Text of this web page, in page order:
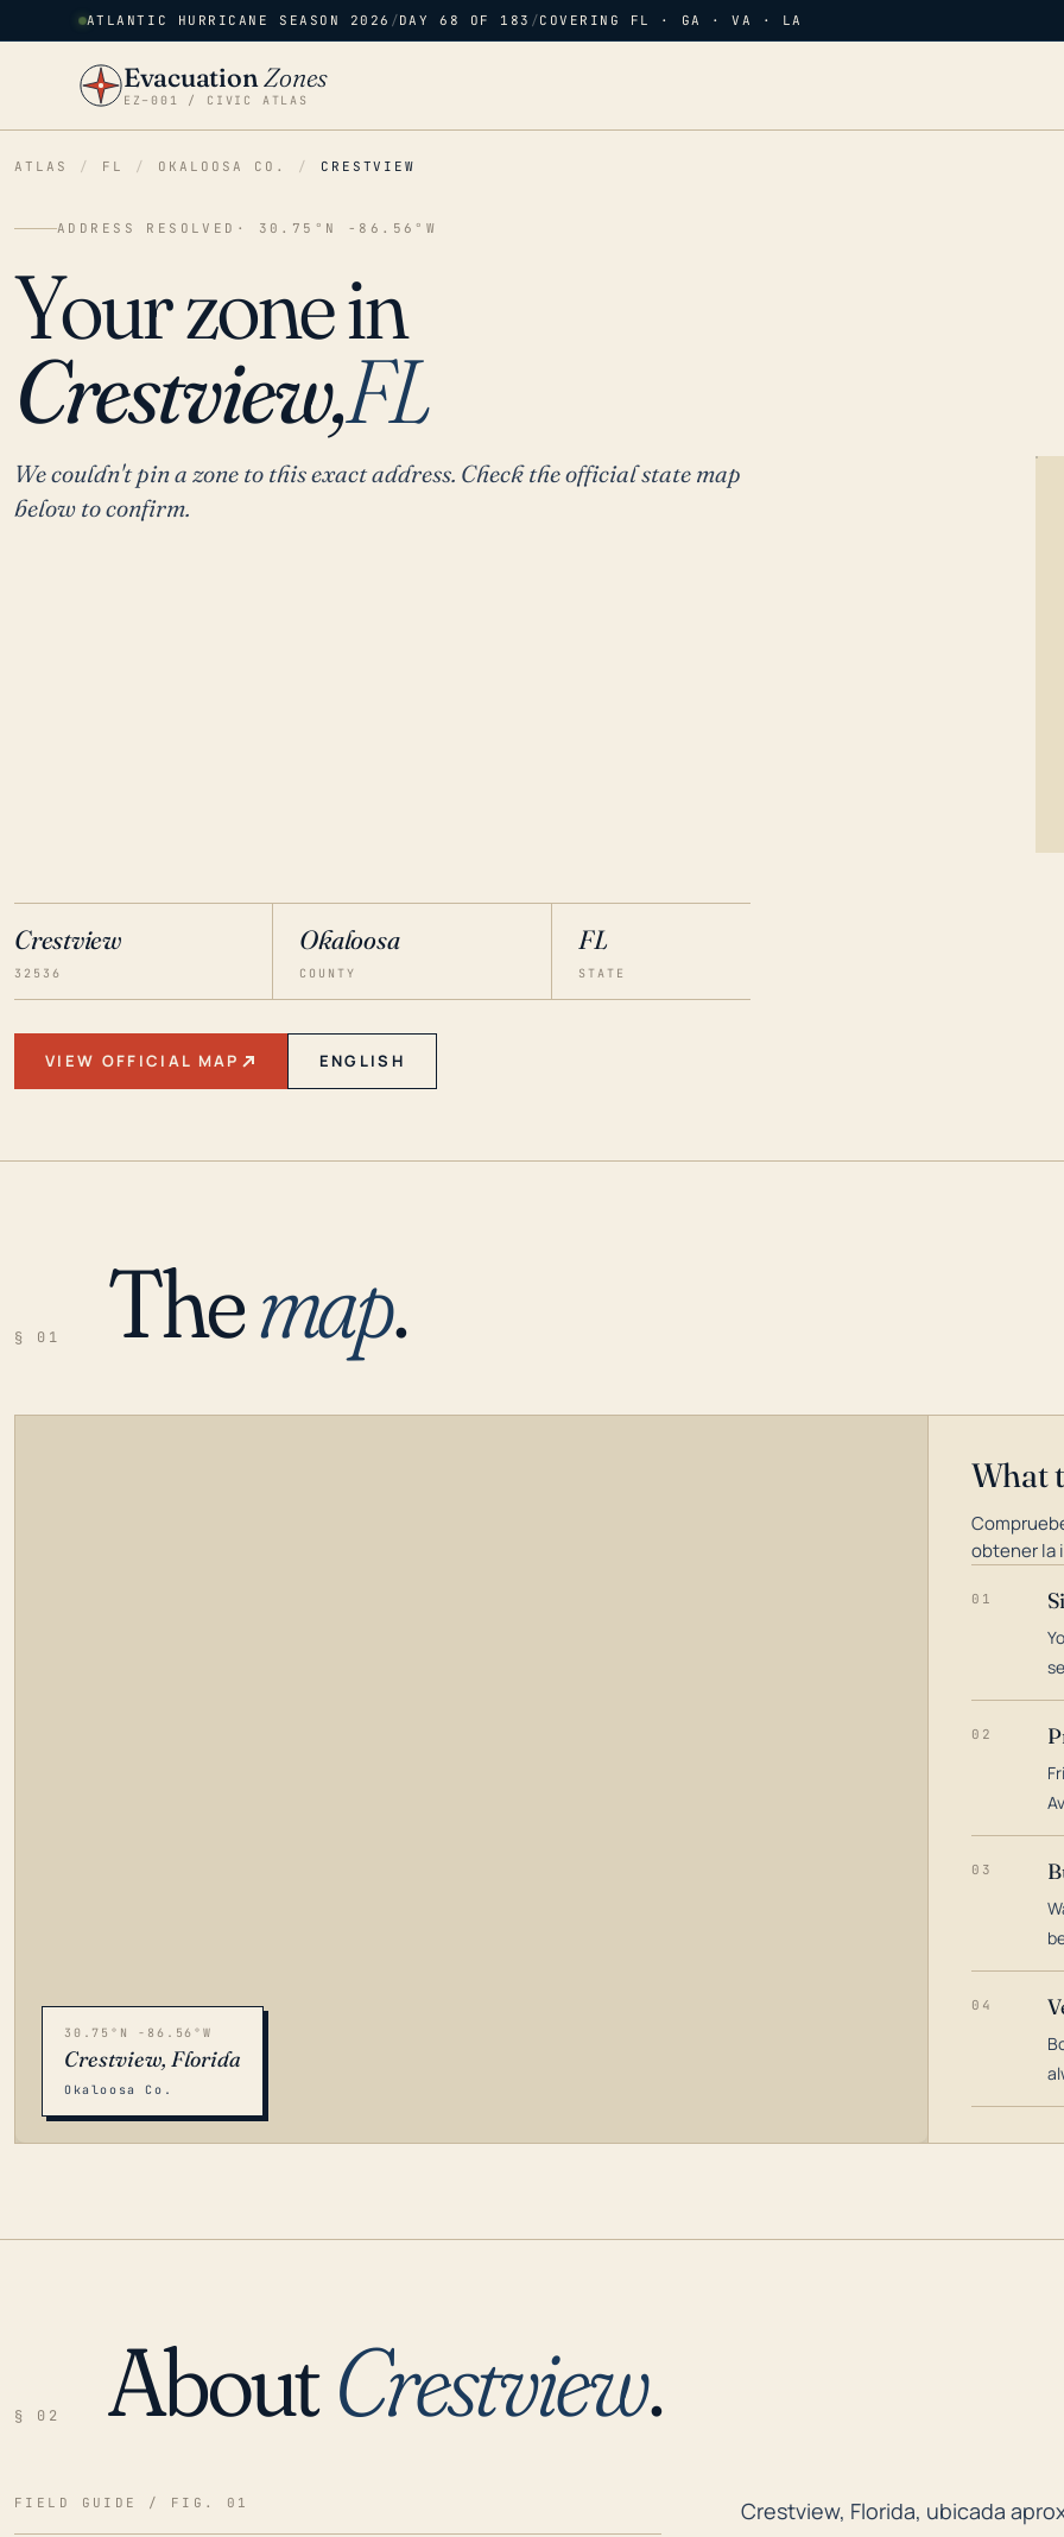
ATLANTIC HURRICANE SEASON 2026 /DAY 68 OF 183 /COVERING FL · GA · VA · LA
EvacuationZones
EZ–001 / CIVIC ATLAS
ATLAS / FL / OKALOOSA CO. / CRESTVIEW
ADDRESS RESOLVED · 30.75°N -86.56°W
Your zone in
Crestview,FL
We couldn't pin a zone to this exact address. Check the official state map
below to confirm.
Crestview
32536
Okaloosa
COUNTY
FL
STATE
VIEW OFFICIAL MAP ENGLISH
§ 01 Themap.
LOADING…
30.75°N -86.56°W
Crestview, Florida
Okaloosa Co.
What
obtener la
01
02
03
04
§ 02 AboutCrestview.
FIELD GUIDE / FIG. 01 Crestview, Florida, ubicada
Crestview, Florida, ubicada